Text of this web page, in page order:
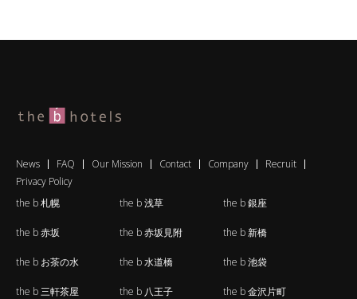
News FAQ Our Mission Contact Company
Recruit
Privacy Policy
the b 札幌
the b 浅草 the b 銀座
the b 赤坂 the b 赤坂見附 the b 新橋
the b お茶の水 the b 水道橋 the b 池袋
the b 三軒茶屋 the b 八王子 the b 金沢片町